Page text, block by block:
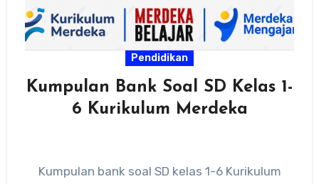
Pendidikan
Kumpulan Bank Soal SD Kelas 1-
6 Kurikulum Merdeka
Kumpulan bank soal SD kelas 1-6 Kurikulum